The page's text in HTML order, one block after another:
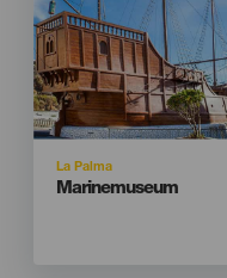
Isla
La Palma
Titular
Marinemuseum